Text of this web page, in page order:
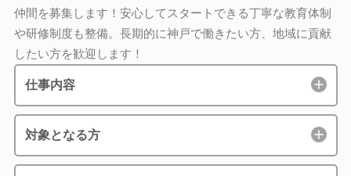
仲間を募集します！安心してスタートできる丁寧な教育体制
や研修制度も整備。長期的に神戸で働きたい方、地域に貢献
したい方を歓迎します！
仕事内容
対象となる方